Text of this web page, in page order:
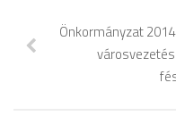
Önkormányzat